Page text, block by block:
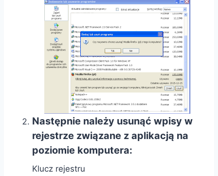
Następnie należy usunąć wpisy w
rejestrze związane z aplikacją na
poziomie komputera:
Klucz rejestru